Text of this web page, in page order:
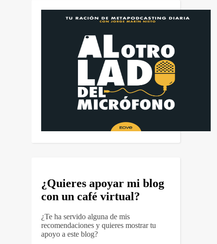
¿Quieres apoyar mi blog
con un café virtual?
¿Te ha servido alguna de mis
recomendaciones y quieres mostrar tu
apoyo a este blog?